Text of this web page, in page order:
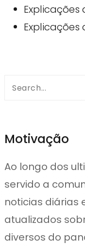
Explicações
Explicações
Search
Motivação
Ao longo dos
servido a
noticias diárias
atualizados
diversos do